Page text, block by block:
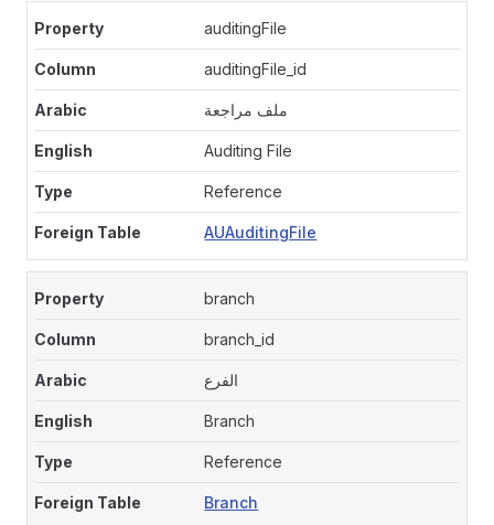
auditingFile
auditingFile_id
ملف مراجعة
Auditing File
Reference
AUAuditingFile
branch
branch_id
الفرع
Branch
Reference
Branch